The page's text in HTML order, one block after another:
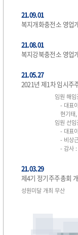
21.09.01
복지개화충전소 영업
21.08.01
복지강북충전소 영업
21.05.27
2021년 제1차 임시주
임원 해임결
- 대표이사 최이
현기태, 홍성덕
임원 선임결
- 대표이사 : 노
- 비상근 이사 :
- 감사 : 김치
21.03.29
제4기 정기주주총회
성원미달 개최 무산